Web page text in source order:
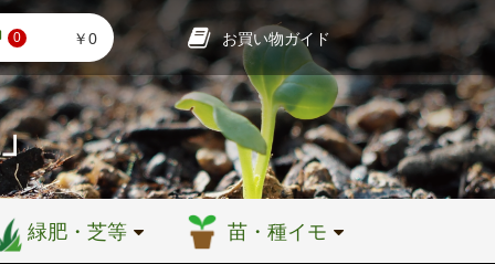
0 ￥0 お買い物ガイド
緑肥・芝等 苗・種イモ